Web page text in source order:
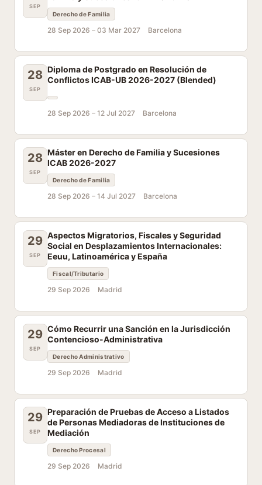
SEP
Derecho de Familia
28 Sep 2026 – 03 Mar 2027 Barcelona
28
SEP
Diploma de Postgrado en Resolución de
Conflictos ICAB-UB 2026-2027 (Blended)
28 Sep 2026 – 12 Jul 2027 Barcelona
28
SEP
Máster en Derecho de Familia y Sucesiones
ICAB 2026-2027
Derecho de Familia
28 Sep 2026 – 14 Jul 2027 Barcelona
29
SEP
Aspectos Migratorios, Fiscales y Seguridad
Social en Desplazamientos Internacionales:
Eeuu, Latinoamérica y España
Fiscal/Tributario
29 Sep 2026 Madrid
29
SEP
Cómo Recurrir una Sanción en la Jurisdicción
Contencioso-Administrativa
Derecho Administrativo
29 Sep 2026 Madrid
29
SEP
Preparación de Pruebas de Acceso a Listados
de Personas Mediadoras de Instituciones de
Mediación
Derecho Procesal
29 Sep 2026 Madrid